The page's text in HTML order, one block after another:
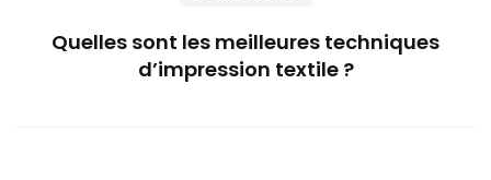
Quelles sont les meilleures techniques
d’impression textile ?